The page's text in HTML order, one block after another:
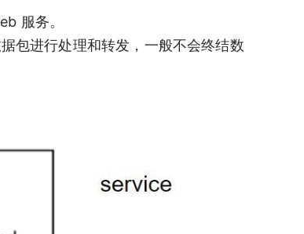
服务。
包进行处理和转发，一般不会终结数